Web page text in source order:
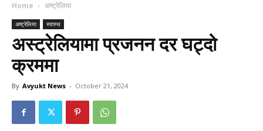
Home अष्ट्रेलिया
अष्ट्रेलिया स्वास्थ
अस्ट्रेलियामा प्रजनन दर घट्दो
क्रममा
By Avyukt News - October 21, 2024